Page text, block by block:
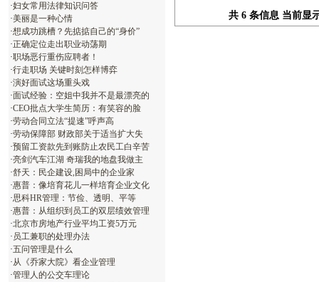
·妇女常用法律知识问答
·美丽是一种心情
·想成功跳槽？先掂掂自己的“身价”
·正确定位走出职业动荡期
·职场恶行重伤应聘者！
·行走职场 关键时刻怎样博弈
·演好面试这场重头戏
·面试经验：空姐中我并不是最漂亮的
·CEO批点大学生简历：有笑容的脸
·劳动合同立法“提速”呼声高
·劳动保障部 财政部关于适当扩大失
·预留工资款先到账防止农民工白辛苦
·亮剑汽车江湖 奇瑞我的地盘我做主
·舒天：民企建设,困局中的企业家
·惠普：像培育花儿一样培育企业文化
·思科HR管理：节俭、透明、平等
·惠普：从组织到员工的双层绩效管理
·北京市房地产行业平均工资5万元
· 员工兼职的处理办法
·五问管理是什么
·从《乔家大院》看企业管理
·管理人的公交车理论
共 6 条信息 当前显